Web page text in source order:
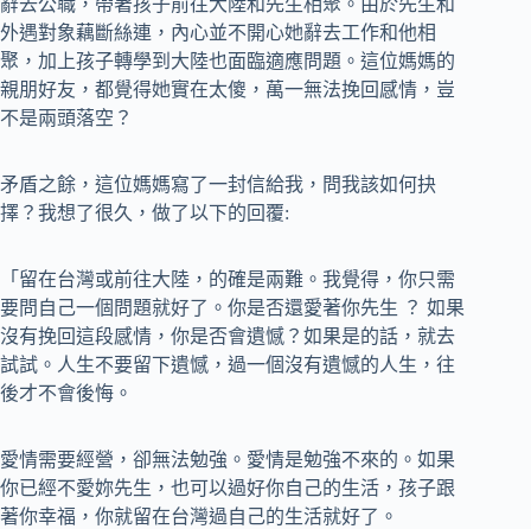
辭去公職，帶著孩子前往大陸和先生相聚。由於先生和
外遇對象藕斷絲連，內心並不開心她辭去工作和他相
聚，加上孩子轉學到大陸也面臨適應問題。這位媽媽的
親朋好友，都覺得她實在太傻，萬一無法挽回感情，豈
不是兩頭落空？
矛盾之餘，這位媽媽寫了一封信給我，問我該如何抉
擇？我想了很久，做了以下的回覆:
「留在台灣或前往大陸，的確是兩難。我覺得，你只需
要問自己一個問題就好了。你是否還愛著你先生 ？ 如果
沒有挽回這段感情，你是否會遺憾？如果是的話，就去
試試。人生不要留下遺憾，過一個沒有遺憾的人生，往
後才不會後悔。
愛情需要經營，卻無法勉強。愛情是勉強不來的。如果
你已經不愛妳先生，也可以過好你自己的生活，孩子跟
著你幸福，你就留在台灣過自己的生活就好了。